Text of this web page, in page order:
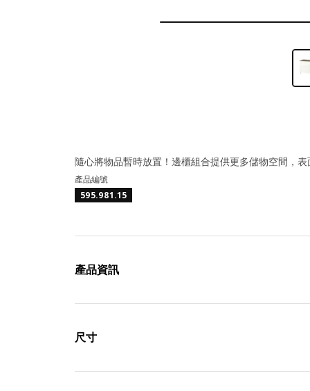
隨心將物品暫時放置！邊櫃組合提供更多儲物空間，
產品編號
595.981.15
產品資訊
尺寸